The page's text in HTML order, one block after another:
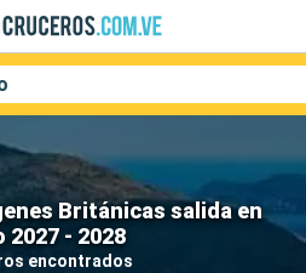
Británicas salida en
2027 - 2028
encontrados